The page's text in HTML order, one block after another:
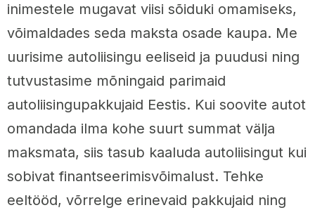
inimestele mugavat viisi sõiduki omamiseks,
võimaldades seda maksta osade kaupa. Me
uurisime autoliisingu eeliseid ja puudusi ning
tutvustasime mõningaid parimaid
autoliisingupakkujaid Eestis. Kui soovite autot
omandada ilma kohe suurt summat välja
maksmata, siis tasub kaaluda autoliisingut kui
sobivat finantseerimisvõimalust. Tehke
eeltööd, võrrelge erinevaid pakkujaid ning